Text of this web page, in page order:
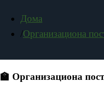
Дома
Организациона
🏫 Организациона